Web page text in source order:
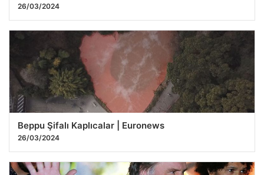
26/03/2024
Beppu Şifalı Kaplıcalar | Euronews
26/03/2024